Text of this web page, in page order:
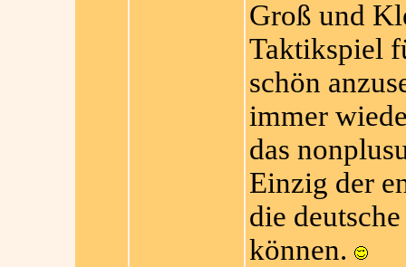
Groß und
Taktikspiel
schön
immer
das
Einzig der
die
können.